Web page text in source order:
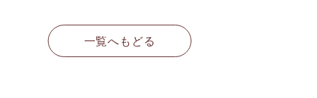
一覧へもどる